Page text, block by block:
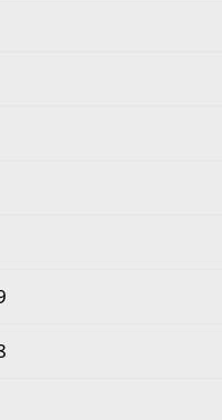
à café américaine